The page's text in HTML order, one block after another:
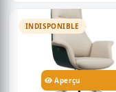
INDISPONIBLE
Aperçu